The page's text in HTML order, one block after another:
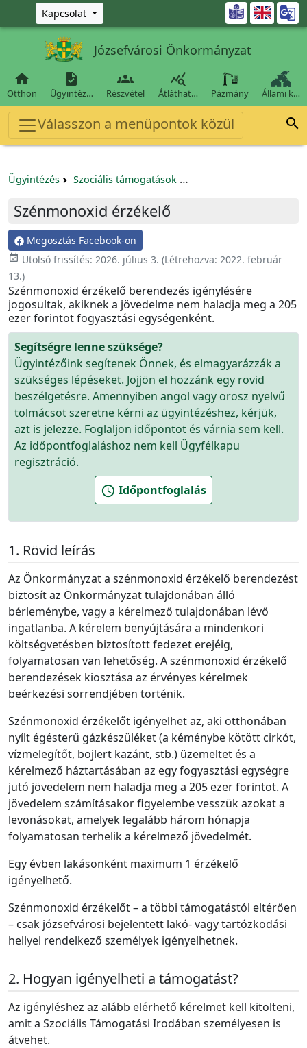
Ugrás a fő tartalomra
Kapcsolat 
Józsefvárosi Önkormányzat

Otthon

Ügyintéz…

Részvétel

Átláthat… Pázmány Állami k…
Válasszon a menüpontok közül 
Ügyintézés Szociális támogatások
Szénmonoxid érzékelő
Megosztás Facebook-on
event_available Utolsó frissítés: 2026. július 3. (Létrehozva: 2022. február
13.)
Szénmonoxid érzékelő berendezés igénylésére
jogosultak, akiknek a jövedelme nem haladja meg a 205
ezer forintot fogyasztási egységenként.
Segítségre lenne szüksége?
Ügyintézőink segítenek Önnek, és elmagyarázzák a
szükséges lépéseket. Jöjjön el hozzánk egy rövid
beszélgetésre. Amennyiben angol vagy orosz nyelvű
tolmácsot szeretne kérni az ügyintézéshez, kérjük,
azt is jelezze. Foglaljon időpontot és várnia sem kell.
Az időpontfoglaláshoz nem kell Ügyfélkapu
regisztráció.
schedule Időpontfoglalás
Rövid leírás
Az Önkormányzat a szénmonoxid érzékelő berendezést
biztosít az Önkormányzat tulajdonában álló
bérleménybe, vagy a kérelmező tulajdonában lévő
ingatlanba. A kérelem benyújtására a mindenkori
költségvetésben biztosított fedezet erejéig,
folyamatosan van lehetőség. A szénmonoxid érzékelő
berendezések kiosztása az érvényes kérelmek
beérkezési sorrendjében történik.
Szénmonoxid érzékelőt igényelhet az, aki otthonában
nyílt égésterű gázkészüléket (a kéménybe kötött cirkót,
vízmelegítőt, bojlert kazánt, stb.) üzemeltet és a
kérelmező háztartásában az egy fogyasztási egységre
jutó jövedelem nem haladja meg a 205 ezer forintot. A
jövedelem számításakor figyelembe vesszük azokat a
levonásokat, amelyek legalább három hónapja
folyamatosan terhelik a kérelmező jövedelmét.
Egy évben lakásonként maximum 1 érzékelő
igényelhető.
Szénmonoxid érzékelőt – a többi támogatástól eltérően
– csak józsefvárosi bejelentett lakó- vagy tartózkodási
hellyel rendelkező személyek igényelhetnek.
Hogyan igényelheti a támogatást?
Az igényléshez az alább elérhető kérelmet kell kitölteni,
amit a Szociális Támogatási Irodában személyesen is
átvehet.